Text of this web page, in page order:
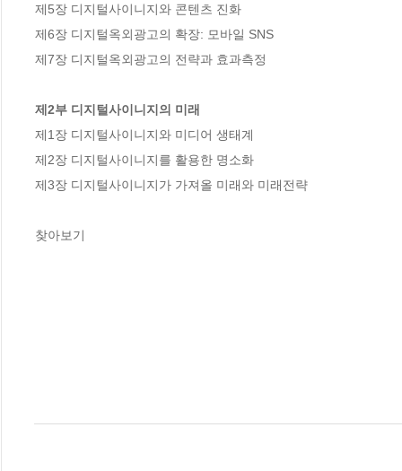
제5장 디지털사이니지와 콘텐츠 진화
제6장 디지털옥외광고의 확장: 모바일 SNS
제7장 디지털옥외광고의 전략과 효과측정
제2부 디지털사이니지의 미래
제1장 디지털사이니지와 미디어 생태계
제2장 디지털사이니지를 활용한 명소화
제3장 디지털사이니지가 가져올 미래와 미래전략
찾아보기